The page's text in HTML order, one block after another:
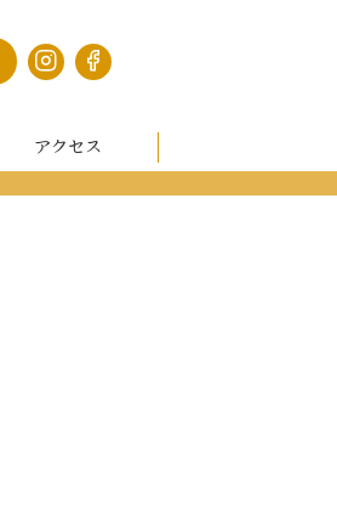
アクセス